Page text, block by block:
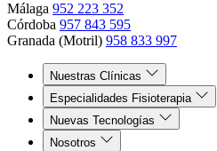
Málaga 952 223 352
Córdoba 957 843 595
Granada (Motril) 958 833 997
Nuestras Clínicas
Especialidades Fisioterapia
Nuevas Tecnologías
Nosotros